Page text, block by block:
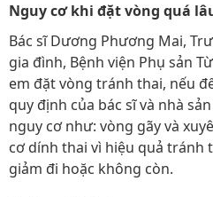
Nguy cơ khi đặt vòng quá
Bác sĩ Dương Phương Mai,
gia đình, Bệnh viện Phụ sản
em đặt vòng tránh thai, nếu
quy định của bác sĩ và nhà
nguy cơ như: vòng gãy và
cơ dính thai vì hiệu quả tránh
giảm đi hoặc không còn.